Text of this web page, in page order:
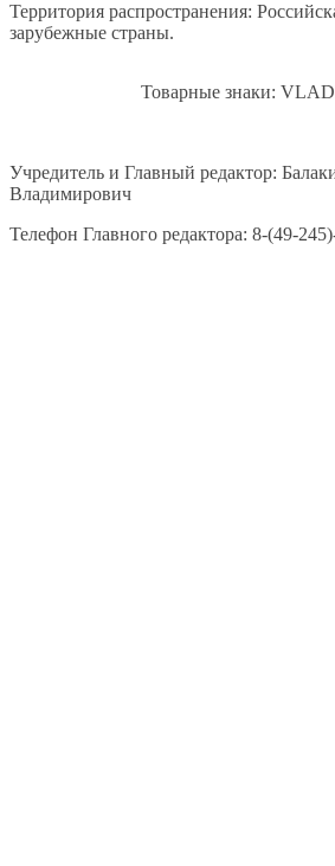
Территория распространения:
зарубежные страны.
Товарные знаки:
Учредитель и Главный редактор:
Владимирович
Телефон Главного редактора: 8-(49-